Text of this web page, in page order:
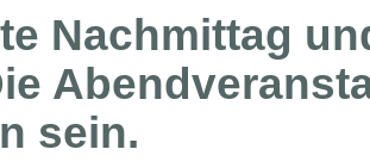
Nachmittag
sein.